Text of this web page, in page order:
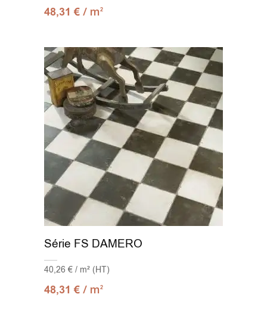
48,31€ / m2
Série FS DAMERO
40,26 € / m² (HT)
48,31€ / m2